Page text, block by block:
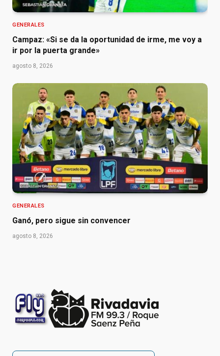
GENERALES
Campaz: «Si se da la oportunidad de irme, me voy a
ir por la puerta grande»
agosto 8, 2026
GENERALES
Ganó, pero sigue sin convencer
agosto 8, 2026